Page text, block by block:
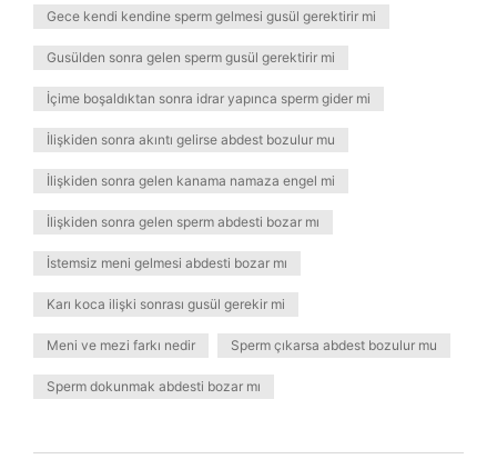
Gece kendi kendine sperm gelmesi gusül gerektirir mi
Gusülden sonra gelen sperm gusül gerektirir mi
İçime boşaldıktan sonra idrar yapınca sperm gider mi
İlişkiden sonra akıntı gelirse abdest bozulur mu
İlişkiden sonra gelen kanama namaza engel mi
İlişkiden sonra gelen sperm abdesti bozar mı
İstemsiz meni gelmesi abdesti bozar mı
Karı koca ilişki sonrası gusül gerekir mi
Meni ve mezi farkı nedir Sperm çıkarsa abdest bozulur mu
Sperm dokunmak abdesti bozar mı